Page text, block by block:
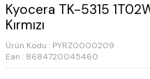
Kyocera TK-5315
Kırmızı
Ürün Kodu : PYRZ0000209
Ean : 8684720045460